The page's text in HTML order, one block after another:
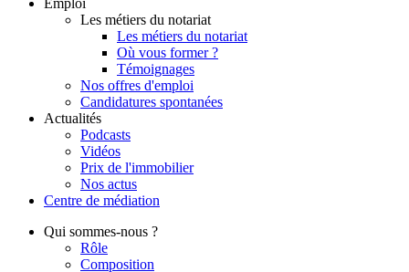
Les métiers du notariat
Les métiers du notariat
Où vous former ?
Témoignages
Nos offres d'emploi
Candidatures spontanées
Actualités
Podcasts
Vidéos
Prix de l'immobilier
Nos actus
Centre de médiation
Qui sommes-nous ?
Rôle
Composition